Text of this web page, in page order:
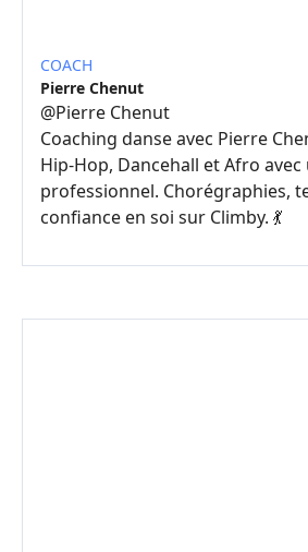
COACH
Pierre Chenut
@Pierre Chenut
Coaching danse avec Pierre
Hip-Hop, Dancehall et Afro
professionnel. Chorégraphies,
confiance en soi sur Climby. 💃